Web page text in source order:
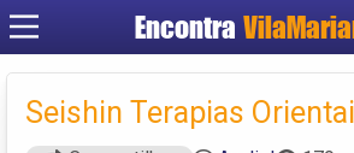
Encontra
Cadastrar
Criar conta
Seishin Terapias